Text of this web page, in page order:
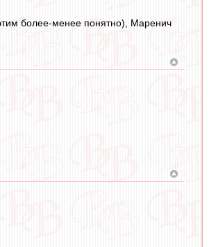
более-менее понятно), Маренич